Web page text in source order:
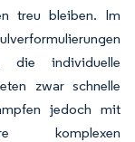
treu bleiben. Im
die individuelle
zwar schnelle
jedoch mit
komplexen